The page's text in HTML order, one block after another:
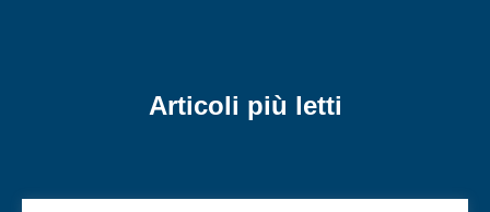
Articoli più letti